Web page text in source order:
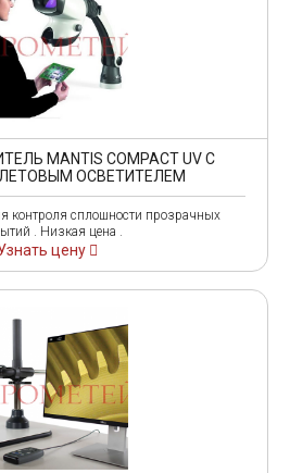
MANTIS COMPACT UV С
ОСВЕТИТЕЛЕМ
контроля сплошности прозрачных
. Низкая цена .
цену